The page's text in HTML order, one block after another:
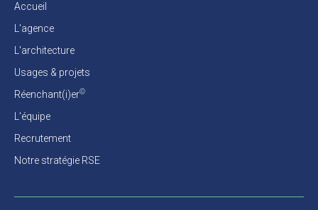
Accueil
L'agence
L'architecture
Usages & projets
Réenchant(i)er©
L'équipe
Recrutement
Notre stratégie RSE